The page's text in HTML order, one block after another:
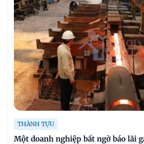
THÀNH TỰU
Một doanh nghiệp bất ngờ báo lãi